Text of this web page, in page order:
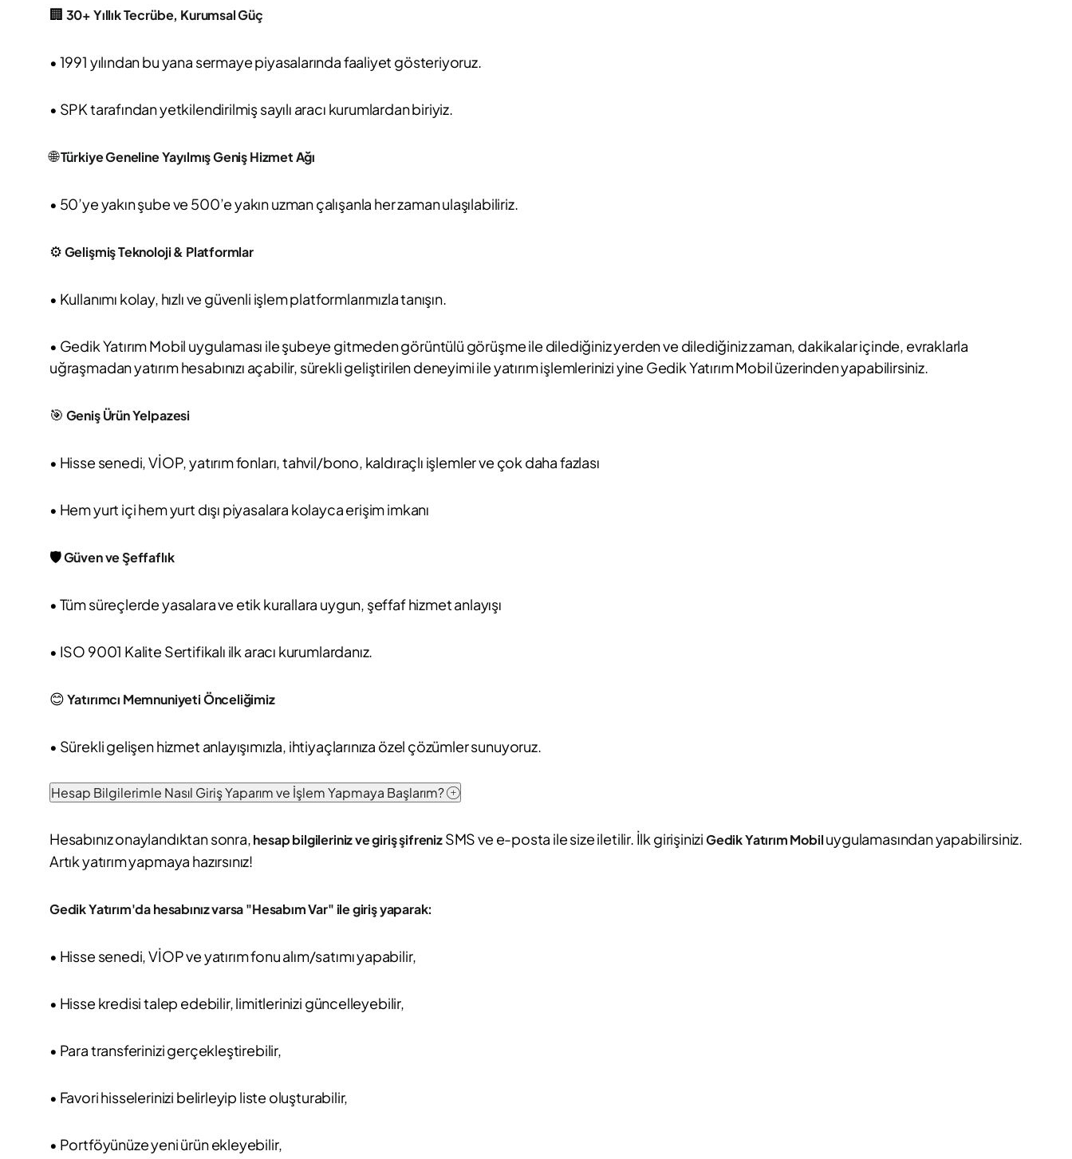
🏢 30+ Yıllık Tecrübe, Kurumsal Güç
• 1991 yılından bu yana sermaye piyasalarında faaliyet gösteriyoruz.
• SPK tarafından yetkilendirilmiş sayılı aracı kurumlardan biriyiz.
🌐Türkiye Geneline Yayılmış Geniş Hizmet Ağı
• 50’ye yakın şube ve 500’e yakın uzman çalışanla her zaman ulaşılabiliriz.
⚙️Gelişmiş Teknoloji & Platformlar
• Kullanımı kolay, hızlı ve güvenli işlem platformlarımızla tanışın.
• Gedik Yatırım Mobil uygulaması ile şubeye gitmeden görüntülü görüşme ile dilediğiniz yerden ve dilediğiniz zaman, dakikalar içinde, evraklarla
uğraşmadan yatırım hesabınızı açabilir, sürekli geliştirilen deneyimi ile yatırım işlemlerinizi yine Gedik Yatırım Mobil üzerinden yapabilirsiniz.
🎯 Geniş Ürün Yelpazesi
• Hisse senedi, VİOP, yatırım fonları, tahvil/bono, kaldıraçlı işlemler ve çok daha fazlası
• Hem yurt içi hem yurt dışı piyasalara kolayca erişim imkanı
🛡️Güven ve Şeffaflık
• Tüm süreçlerde yasalara ve etik kurallara uygun, şeffaf hizmet anlayışı
• ISO 9001 Kalite Sertifikalı ilk aracı kurumlardanız.
😊Yatırımcı Memnuniyeti Önceliğimiz
• Sürekli gelişen hizmet anlayışımızla, ihtiyaçlarınıza özel çözümler sunuyoruz.
Hesap Bilgilerimle Nasıl Giriş Yaparım ve İşlem Yapmaya Başlarım?
Hesabınız onaylandıktan sonra,hesap bilgileriniz ve giriş şifrenizSMS ve e-posta ile size iletilir. İlk girişiniziGedik Yatırım Mobiluygulamasından yapabilirsiniz.
Artık yatırım yapmaya hazırsınız!
Gedik Yatırım'da hesabınız varsa "Hesabım Var" ile giriş yaparak:
• Hisse senedi, VİOP ve yatırım fonu alım/satımı yapabilir,
• Hisse kredisi talep edebilir, limitlerinizi güncelleyebilir,
• Para transferinizi gerçekleştirebilir,
• Favori hisselerinizi belirleyip liste oluşturabilir,
• Portföyünüze yeni ürün ekleyebilir,